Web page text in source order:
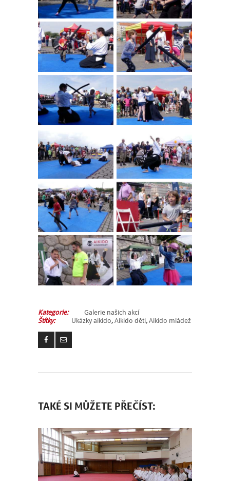
SEMINÁŘE
PRO FIRMY
NÁŠ BLOG
ENGLISH
Kategorie:
Galerie našich akcí
Štítky:
Ukázky aikido,Aikido děti,Aikido mládež
TAKÉ SI MŮŽETE PŘEČÍST: